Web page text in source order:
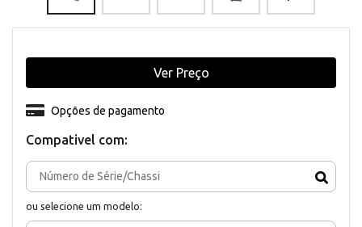
Compativel com:
ou selecione um modelo:
Opções de pagamento
Ver Preço